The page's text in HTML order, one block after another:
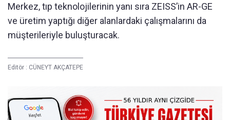
Merkez, tıp teknolojilerinin yanı sıra ZEISS’in AR-GE
ve üretim yaptığı diğer alanlardaki çalışmalarını da
müşterileriyle buluşturacak.
Editör : CÜNEYT AKÇATEPE